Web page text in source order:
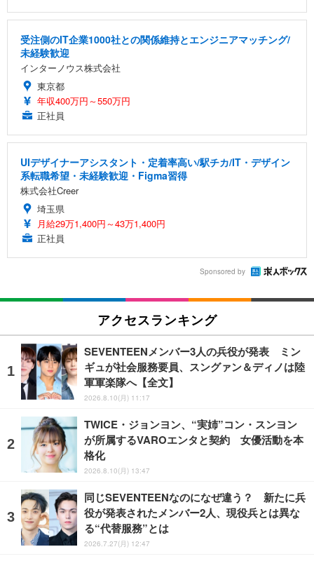
受注側のIT企業1000社との関係維持とエンジニアマッチング/
未経験歓迎
インターノウス株式会社
東京都
年収400万円～550万円
正社員
UIデザイナーアシスタント・定着率高い/駅チカ/IT・デザイン
系転職希望・未経験歓迎・Figma習得
株式会社Creer
埼玉県
月給29万1,400円～43万1,400円
正社員
Sponsored by
アクセスランキング
SEVENTEENメンバー3人の兵役が発表 ミン
ギュが社会服務要員、スングァン＆ディノは陸
軍軍楽隊へ【全文】
2026.8.10(月) 11:17
TWICE・ジョンヨン、“実姉”コン・スンヨン
が所属するVAROエンタと契約 女優活動を本
格化
2026.8.10(月) 13:47
同じSEVENTEENなのになぜ違う？ 新たに兵
役が発表されたメンバー2人、現役兵とは異な
る“代替服務”とは
2026.7.27(月) 12:47